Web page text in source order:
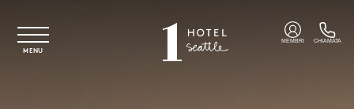
MENU
MEMBRI CHIAMATA